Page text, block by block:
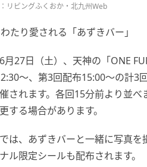
リビングふくおか・北九州Web
たり愛される「あずきバー」
月27日（土）、天神の「ONE
〜、第3回配布15:00〜の計3
されます。各回15分前より並
する場合があります。
は、あずきバーと一緒に写真
ル限定シールも配布されます。